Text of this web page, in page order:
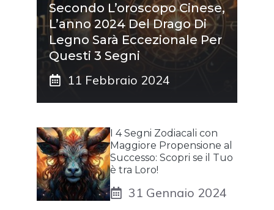
Secondo L’oroscopo Cinese,
L’anno 2024 Del Drago Di
Legno Sarà Eccezionale Per
Questi 3 Segni
11 Febbraio 2024
I 4 Segni Zodiacali con
Maggiore Propensione al
Successo: Scopri se il Tuo
è tra Loro!
31 Gennaio 2024